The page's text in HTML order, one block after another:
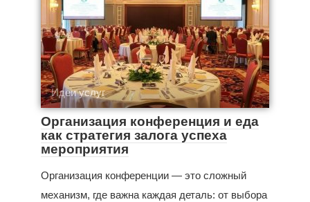
Идеи услуг
Организация конференция и еда
как стратегия залога успеха
мероприятия
Организация конференции — это сложный
механизм, где важна каждая деталь: от выбора